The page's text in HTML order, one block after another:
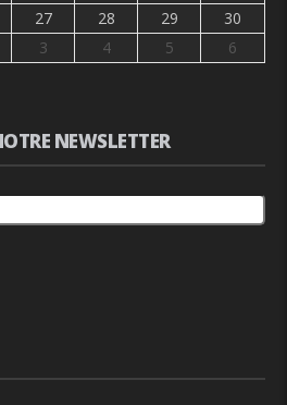
27 28 29
30
3 4 5 6
NEWSLETTER